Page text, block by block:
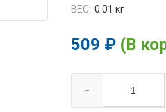
ВЕС: 0.01 кг
509 ₽ (В
-